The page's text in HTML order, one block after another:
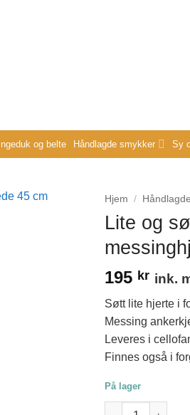
og belte Håndlagde smykker Sy
Hjem /
Lite og
195 kr ink.
Søtt lite hjerte i
Messing
Leveres i
Finnes også i
På lager
Lite og søtt